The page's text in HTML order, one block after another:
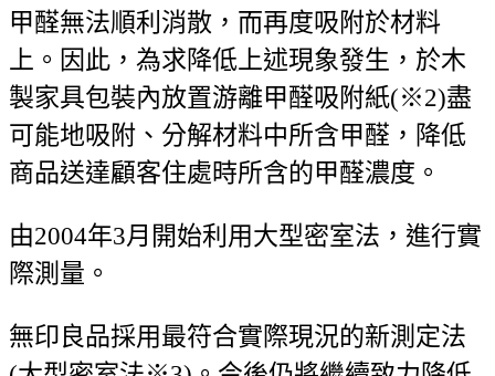
甲醛無法順利消散，而再度吸附於材料
上。因此，為求降低上述現象發生，於木
製家具包裝內放置游離甲醛吸附紙(※2)盡
可能地吸附、分解材料中所含甲醛，降低
商品送達顧客住處時所含的甲醛濃度。
由2004年3月開始利用大型密室法，進行實
際測量。
無印良品採用最符合實際現況的新測定法